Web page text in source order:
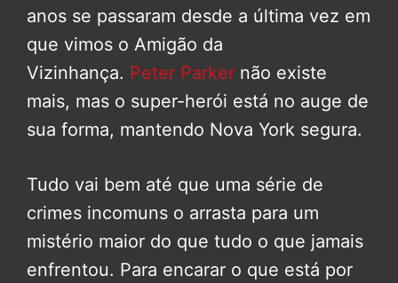
anos se passaram desde a última vez em
que vimos o Amigão da
Vizinhança. Peter Parker não existe
mais, mas o super-herói está no auge de
sua forma, mantendo Nova York segura.
Tudo vai bem até que uma série de
crimes incomuns o arrasta para um
mistério maior do que tudo o que jamais
enfrentou. Para encarar o que está por